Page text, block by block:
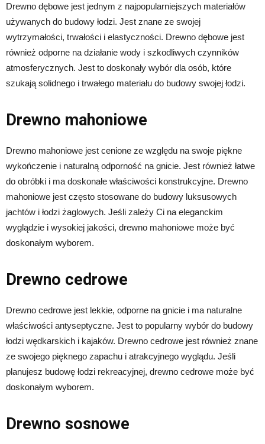
Drewno dębowe jest jednym z najpopularniejszych materiałów
używanych do budowy łodzi. Jest znane ze swojej
wytrzymałości, trwałości i elastyczności. Drewno dębowe jest
również odporne na działanie wody i szkodliwych czynników
atmosferycznych. Jest to doskonały wybór dla osób, które
szukają solidnego i trwałego materiału do budowy swojej łodzi.
Drewno mahoniowe
Drewno mahoniowe jest cenione ze względu na swoje piękne
wykończenie i naturalną odporność na gnicie. Jest również łatwe
do obróbki i ma doskonałe właściwości konstrukcyjne. Drewno
mahoniowe jest często stosowane do budowy luksusowych
jachtów i łodzi żaglowych. Jeśli zależy Ci na eleganckim
wyglądzie i wysokiej jakości, drewno mahoniowe może być
doskonałym wyborem.
Drewno cedrowe
Drewno cedrowe jest lekkie, odporne na gnicie i ma naturalne
właściwości antyseptyczne. Jest to popularny wybór do budowy
łodzi wędkarskich i kajaków. Drewno cedrowe jest również znane
ze swojego pięknego zapachu i atrakcyjnego wyglądu. Jeśli
planujesz budowę łodzi rekreacyjnej, drewno cedrowe może być
doskonałym wyborem.
Drewno sosnowe